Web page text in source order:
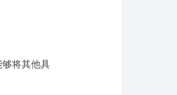
将其他具